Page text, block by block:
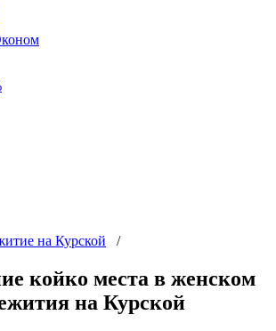
на Курской /
койко места в женском
на Курской